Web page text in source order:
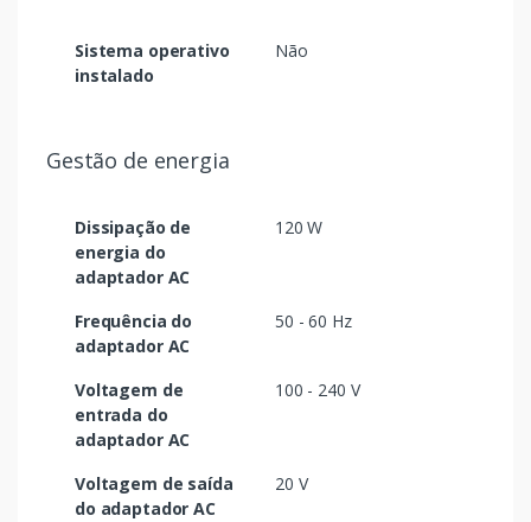
Sistema operativo
instalado
Não
Gestão de energia
Dissipação de
energia do
adaptador AC
120 W
Frequência do
adaptador AC
50 - 60 Hz
Voltagem de
entrada do
adaptador AC
100 - 240 V
Voltagem de saída
do adaptador AC
20 V